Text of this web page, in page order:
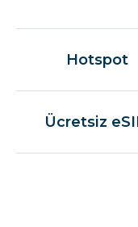
Hotspot
Ücretsiz